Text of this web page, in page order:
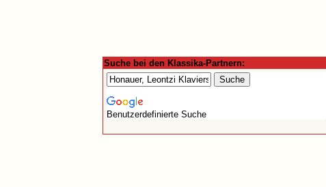
Suche bei den Klassika-Partnern:
Benutzerdefinierte Suche